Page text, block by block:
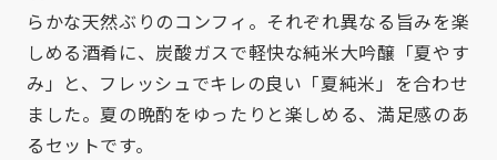
らかな天然ぶりのコンフィ。それぞれ異なる旨みを楽
しめる酒肴に、炭酸ガスで軽快な純米大吟醸「夏やす
み」と、フレッシュでキレの良い「夏純米」を合わせ
ました。夏の晩酌をゆったりと楽しめる、満足感のあ
るセットです。